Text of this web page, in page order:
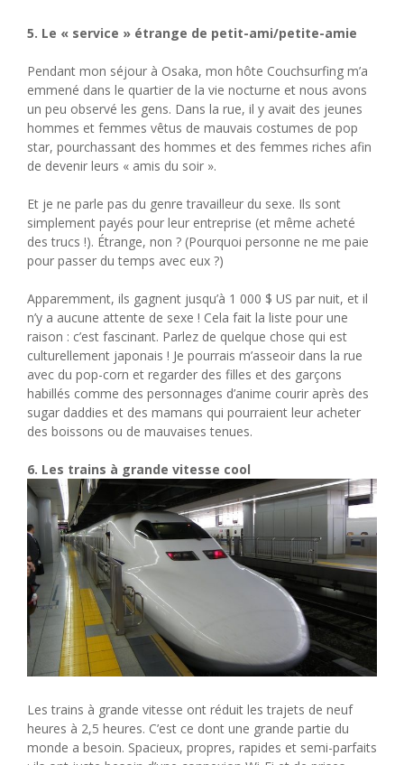
5. Le « service » étrange de petit-ami/petite-amie
Pendant mon séjour à Osaka, mon hôte Couchsurfing m’a
emmené dans le quartier de la vie nocturne et nous avons
un peu observé les gens. Dans la rue, il y avait des jeunes
hommes et femmes vêtus de mauvais costumes de pop
star, pourchassant des hommes et des femmes riches afin
de devenir leurs « amis du soir ».
Et je ne parle pas du genre travailleur du sexe. Ils sont
simplement payés pour leur entreprise (et même acheté
des trucs !). Étrange, non ? (Pourquoi personne ne me paie
pour passer du temps avec eux ?)
Apparemment, ils gagnent jusqu’à 1 000 $ US par nuit, et il
n’y a aucune attente de sexe ! Cela fait la liste pour une
raison : c’est fascinant. Parlez de quelque chose qui est
culturellement japonais ! Je pourrais m’asseoir dans la rue
avec du pop-corn et regarder des filles et des garçons
habillés comme des personnages d’anime courir après des
sugar daddies et des mamans qui pourraient leur acheter
des boissons ou de mauvaises tenues.
6. Les trains à grande vitesse cool
Les trains à grande vitesse ont réduit les trajets de neuf
heures à 2,5 heures. C’est ce dont une grande partie du
monde a besoin. Spacieux, propres, rapides et semi-parfaits